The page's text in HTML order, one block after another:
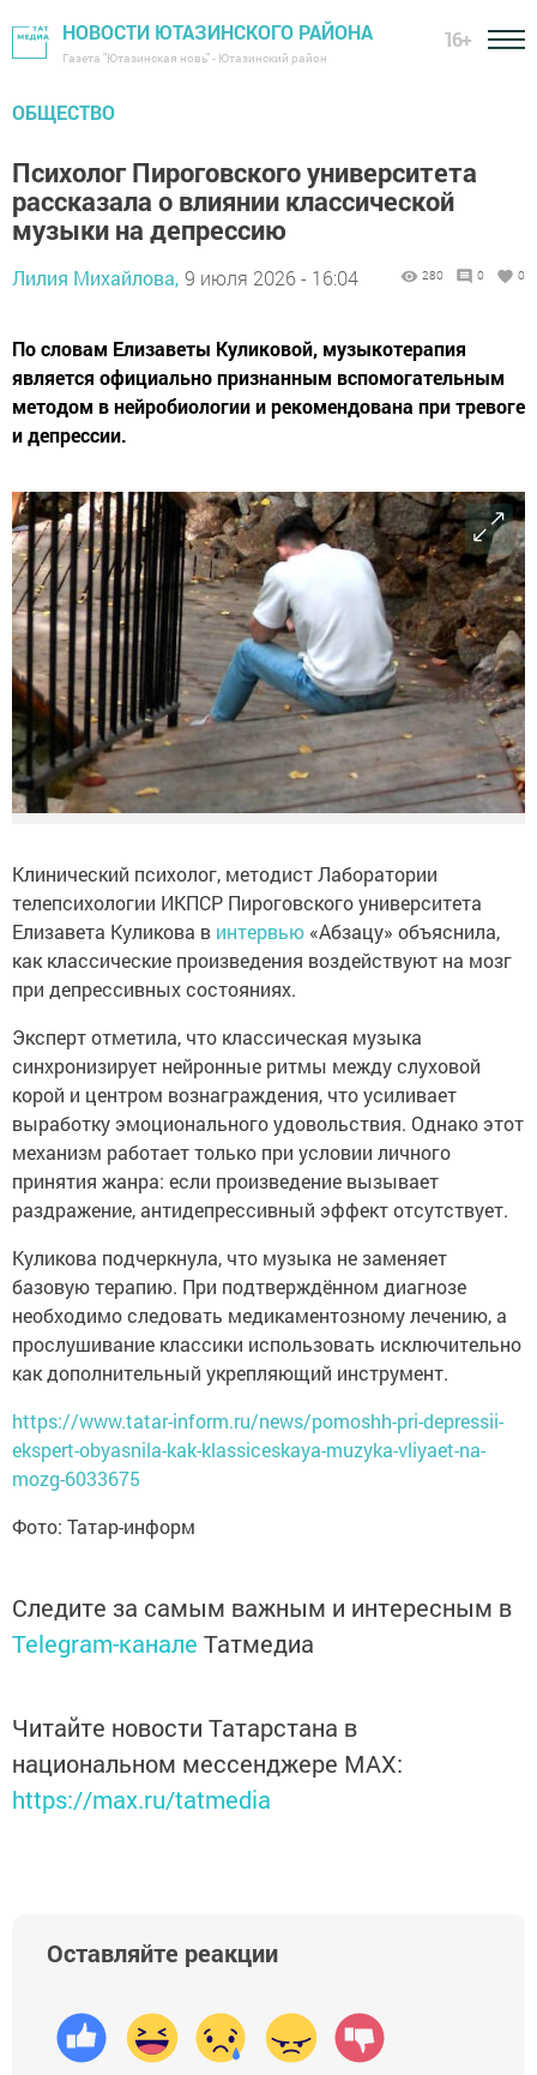
НОВОСТИ ЮТАЗИНСКОГО РАЙОНА
Газета "Ютазинская новь" - Ютазинский район
16+
ОБЩЕСТВО
Психолог Пироговского университета
рассказала о влиянии классической
музыки на депрессию
Лилия Михайлова, 9 июля 2026 - 16:04 280 0 0
По словам Елизаветы Куликовой, музыкотерапия
является официально признанным вспомогательным
методом в нейробиологии и рекомендована при тревоге
и депрессии.
Клинический психолог, методист Лаборатории
телепсихологии ИКПСР Пироговского университета
Елизавета Куликова в интервью «Абзацу» объяснила,
как классические произведения воздействуют на мозг
при депрессивных состояниях.
Эксперт отметила, что классическая музыка
синхронизирует нейронные ритмы между слуховой
корой и центром вознаграждения, что усиливает
выработку эмоционального удовольствия. Однако этот
механизм работает только при условии личного
принятия жанра: если произведение вызывает
раздражение, антидепрессивный эффект отсутствует.
Куликова подчеркнула, что музыка не заменяет
базовую терапию. При подтверждённом диагнозе
необходимо следовать медикаментозному лечению, а
прослушивание классики использовать исключительно
как дополнительный укрепляющий инструмент.
https://www.tatar-inform.ru/news/pomoshh-pri-depressii-
ekspert-obyasnila-kak-klassiceskaya-muzyka-vliyaet-na-
mozg-6033675
Фото: Татар-информ
Следите за самым важным и интересным в
Telegram-канале Татмедиа
Читайте новости Татарстана в
национальном мессенджере MАХ:
https://max.ru/tatmedia
Оставляйте реакции